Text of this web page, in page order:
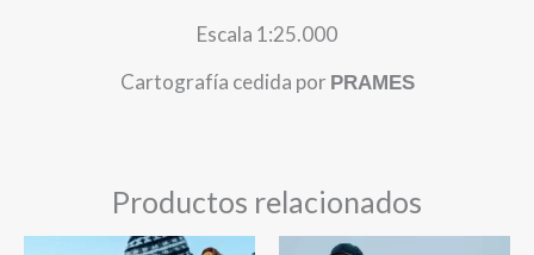
Escala 1:25.000
Cartografía cedida por PRAMES
Productos relacionados